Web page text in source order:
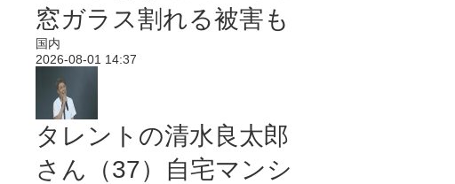
窓ガラス割れる被害も
国内
2026-08-01 14:37
タレントの清水良太郎
さん（37）自宅マンシ